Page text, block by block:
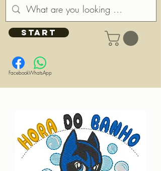
START
FacebookWhatsApp